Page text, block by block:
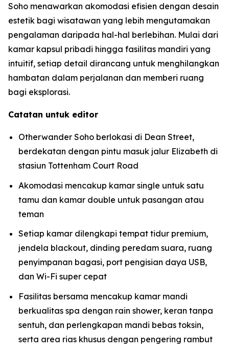
Soho menawarkan akomodasi efisien dengan desain
estetik bagi wisatawan yang lebih mengutamakan
pengalaman daripada hal-hal berlebihan. Mulai dari
kamar kapsul pribadi hingga fasilitas mandiri yang
intuitif, setiap detail dirancang untuk menghilangkan
hambatan dalam perjalanan dan memberi ruang
bagi eksplorasi.
Catatan untuk editor
Otherwander Soho berlokasi di Dean Street,
berdekatan dengan pintu masuk jalur Elizabeth di
stasiun Tottenham Court Road
Akomodasi mencakup kamar single untuk satu
tamu dan kamar double untuk pasangan atau
teman
Setiap kamar dilengkapi tempat tidur premium,
jendela blackout, dinding peredam suara, ruang
penyimpanan bagasi, port pengisian daya USB,
dan Wi-Fi super cepat
Fasilitas bersama mencakup kamar mandi
berkualitas spa dengan rain shower, keran tanpa
sentuh, dan perlengkapan mandi bebas toksin,
serta area rias khusus dengan pengering rambut